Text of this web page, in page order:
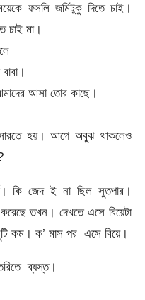
ফসলি জমিটুকু দিতে চাই।
চাই মা।
আসা তোর কাছে।
হয়। আগে অবুঝ থাকলেও
কি জেদ ই না ছিল সুতপার।
তখন। দেখতে এসে বিয়েটা
কম। ক’ মাস পর এসে বিয়ে।
ব্যস্ত।